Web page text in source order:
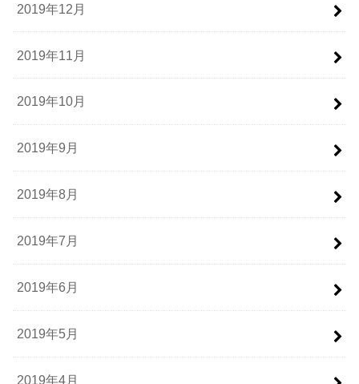
2019年12月
2019年11月
2019年10月
2019年9月
2019年8月
2019年7月
2019年6月
2019年5月
2019年4月